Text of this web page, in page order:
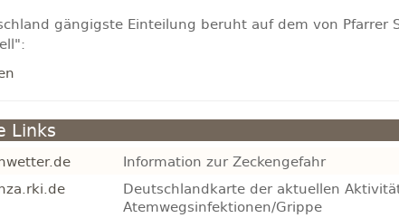
gängigste Einteilung beruht auf dem von Pfarrer
Links
Information zur Zeckengefahr
Deutschlandkarte der aktuellen
Atemwegsinfektionen/Grippe